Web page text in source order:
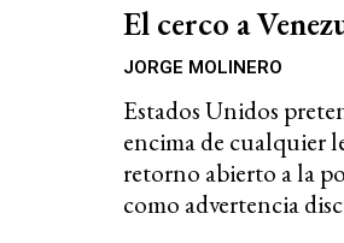
El cerco a
JORGE MOLINERO
Estados Unidos
encima de cualquier
retorno abierto a la
como advertencia